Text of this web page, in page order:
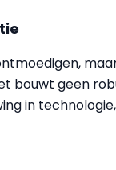
bouwt geen
in